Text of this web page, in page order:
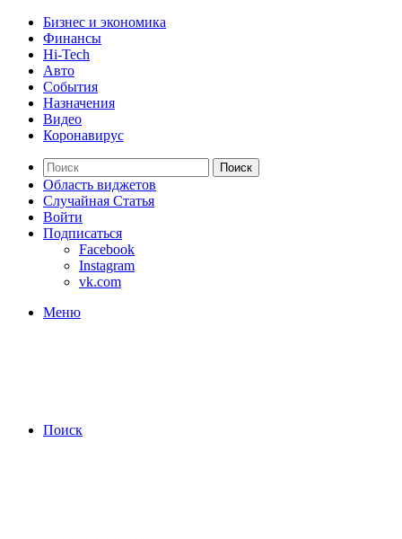
Бизнес и экономика
Финансы
Hi-Tech
Авто
События
Назначения
Видео
Коронавирус
Поиск
Область виджетов
Случайная Статья
Войти
Подписаться
Facebook
Instagram
vk.com
Меню
Поиск